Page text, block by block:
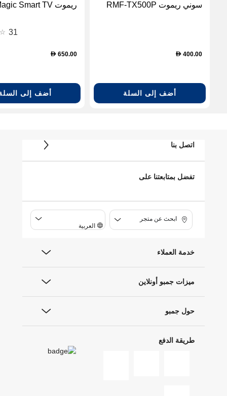
سوني ريموت RMF-TX500P
D 400.00
أضف إلى السلة
ريموت LG Magic Smart TV
31
D 650.00
أضف إلى
اتصل بنا
تفضل بمتابعتنا على
ابحث عن متجر
العربية
خدمة العملاء
ميزات جمبو أونلاين
حول جمبو
طريقة الدفع